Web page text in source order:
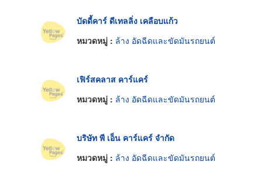
บัดดี้คาร์ ดีเทลลิ่ง เคลือบแก้ว
หมวดหมู่ : ล้าง อัดฉีดและขัดมันรถยนต์
เฟิร์สคลาส คาร์แคร์
หมวดหมู่ : ล้าง อัดฉีดและขัดมันรถยนต์
บริษัท พี เอ็น คาร์แคร์ จำกัด
หมวดหมู่ : ล้าง อัดฉีดและขัดมันรถยนต์